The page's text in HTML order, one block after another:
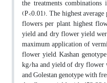
the treatments
(P<0.01). The highest
flowers per plant, highest
yield and dry flower yield
maximum application of
flower yield, Kashan
kg/ha and yield of dry flower
and Golestan genotype with